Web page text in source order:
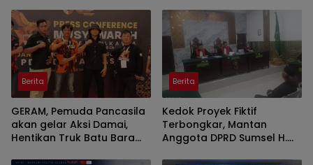
Berita
GERAM, Pemuda Pancasila
akan gelar Aksi Damai,
Hentikan Truk Batu Bara
Berita
Kedok Proyek Fiktif
Terbongkar, Mantan
Anggota DPRD Sumsel H.